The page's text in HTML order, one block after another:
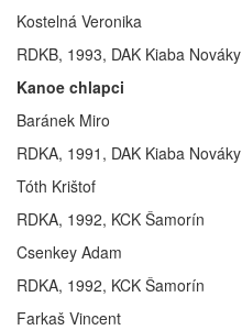
Kostelná Veronika
RDKB, 1993, DAK Kiaba Nováky
Kanoe chlapci
Baránek Miro
RDKA, 1991, DAK Kiaba Nováky
Tóth Krištof
RDKA, 1992, KCK Šamorín
Csenkey Adam
RDKA, 1992, KCK Šamorín
Farkaš Vincent